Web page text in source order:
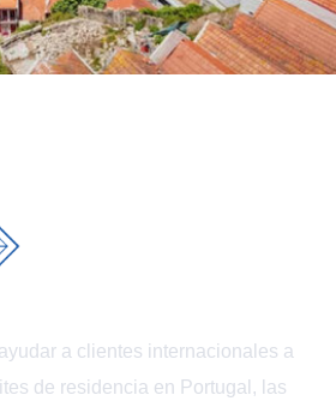
a clientes internacionales a
de residencia en Portugal, las